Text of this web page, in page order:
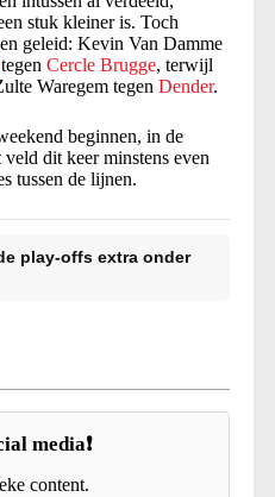
stuk kleiner is. Toch
geleid: Kevin Van Damme
tegen Cercle Brugge, terwijl
Waregem tegen Dender.
beginnen, in de
dit keer minstens even
tussen de lijnen.
play-offs extra onder
media❗
content.